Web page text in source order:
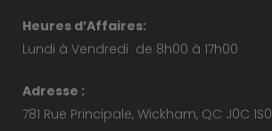
Heures d’Affaires:
Lundi à Vendredi de 8h00 à 17h00
Adresse :
781 Rue Principale, Wickham, QC J0C 1S0